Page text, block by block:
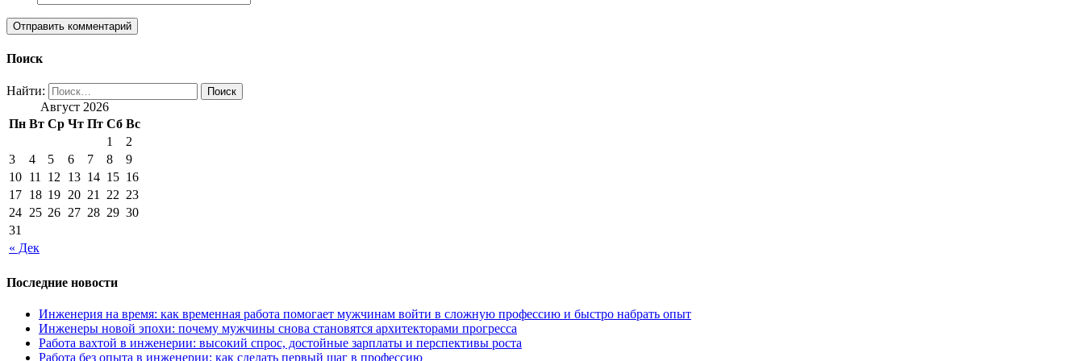
Поиск
Найти:
Август 2026
Пн Вт Ср Чт Пт Сб Вс
« Дек
1
2
3
4 5 6 7 8
9
10 11 12 13 14 15 16
17 18 19 20 21 22 23
24 25 26 27 28 29 30
31
Последние новости
Инженерия на время: как временная работа помогает мужчинам войти в сложную профессию и быстро набрать опыт
Инженеры новой эпохи: почему мужчины снова становятся архитекторами прогресса
Работа вахтой в инженерии: высокий спрос, достойные зарплаты и перспективы роста
Работа без опыта в инженерии: как сделать первый шаг в профессию